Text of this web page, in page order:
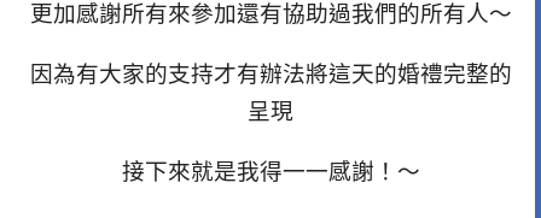
更加感謝所有來參加還有協助過我們的所有人～
因為有大家的支持才有辦法將這天的婚禮完整的
呈現
接下來就是我得一一感謝！～